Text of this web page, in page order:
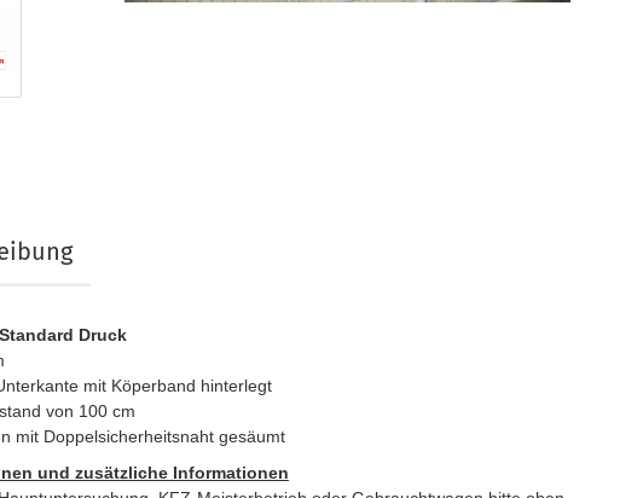
Druck
mit Köperband hinterlegt
von 100 cm
mit Doppelsicherheitsnaht gesäumt
und zusätzliche Informationen